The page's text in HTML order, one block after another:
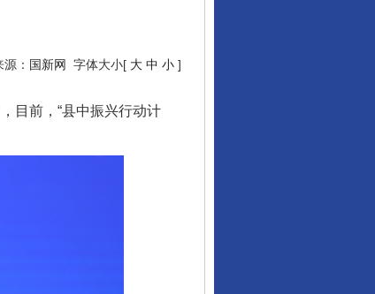
： 国新网 字体大小[ 大 中 小 ]
目前，“县中振兴行动计